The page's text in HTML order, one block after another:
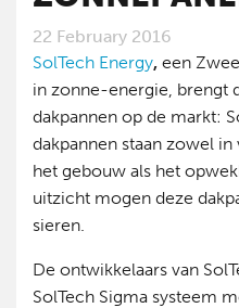
22 February 2016
SolTech Energy, een
in zonne-energie, brengt
dakpannen op de markt:
dakpannen staan zowel
het gebouw als het
uitzicht mogen deze
sieren.
De ontwikkelaars van
SolTech Sigma systeem